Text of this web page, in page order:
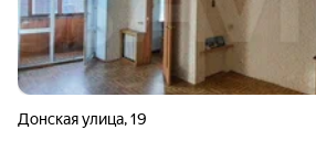
Донская улица,19